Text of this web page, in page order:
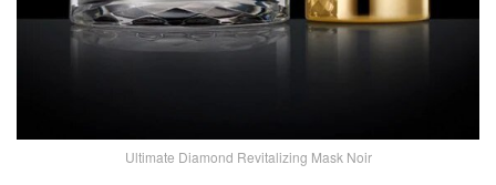
Ultimate Diamond Revitalizing Mask Noir